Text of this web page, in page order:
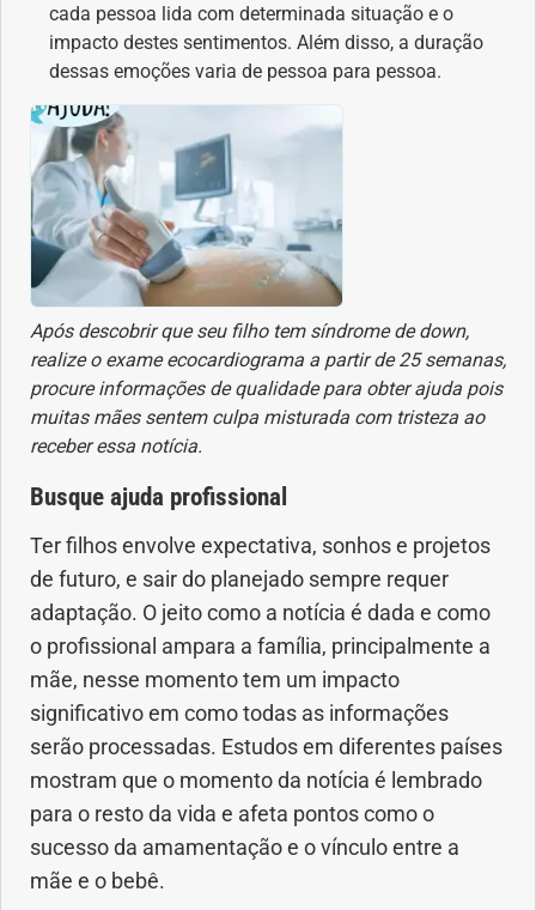
cada pessoa lida com determinada situação e o
impacto destes sentimentos. Além disso, a duração
dessas emoções varia de pessoa para pessoa.
Após descobrir que seu filho tem síndrome de down,
realize o exame ecocardiograma a partir de 25 semanas,
procure informações de qualidade para obter ajuda pois
muitas mães sentem culpa misturada com tristeza ao
receber essa notícia.
Busque ajuda profissional
Ter filhos envolve expectativa, sonhos e projetos
de futuro, e sair do planejado sempre requer
adaptação. O jeito como a notícia é dada e como
o profissional ampara a família, principalmente a
mãe, nesse momento tem um impacto
significativo em como todas as informações
serão processadas. Estudos em diferentes países
mostram que o momento da notícia é lembrado
para o resto da vida e afeta pontos como o
sucesso da amamentação e o vínculo entre a
mãe e o bebê.